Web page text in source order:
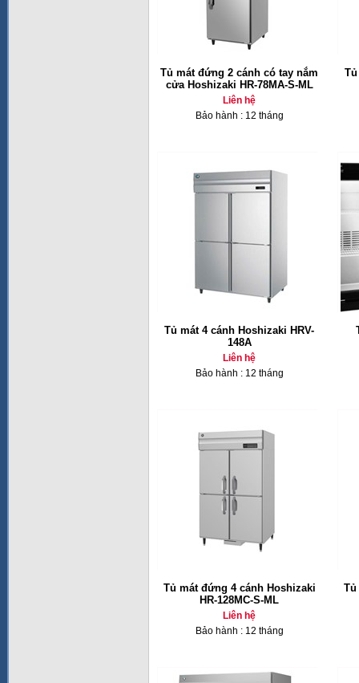
Tủ mát đứng 2 cánh có tay nắm
cửa Hoshizaki HR-78MA-S-ML
Liên hệ
Bảo hành : 12 tháng
Tủ mát 4 cánh Hoshizaki HRV-
148A
Liên hệ
Bảo hành : 12 tháng
Tủ mát đứng 4 cánh Hoshizaki
HR-128MC-S-ML
Liên hệ
Bảo hành : 12 tháng
Tủ